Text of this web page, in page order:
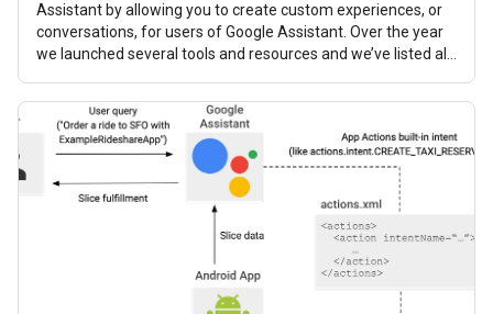
Assistant by allowing you to create custom experiences, or
conversations, for users of Google Assistant. Over the year
we launched several tools and resources and we’ve listed all